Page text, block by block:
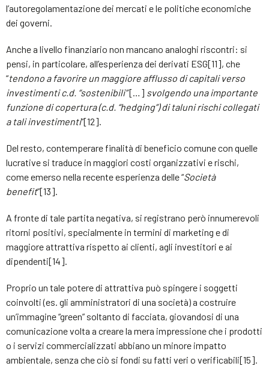
l’autoregolamentazione dei mercati e le politiche economiche
dei governi.
Anche a livello finanziario non mancano analoghi riscontri: si
pensi, in particolare, all’esperienza dei derivati ESG[11], che
“tendono a favorire un maggiore afflusso di capitali verso
investimenti c.d. “sostenibili”[…] svolgendo una importante
funzione di copertura (c.d. “hedging”) di taluni rischi collegati
a tali investimenti”[12].
Del resto, contemperare finalità di beneficio comune con quelle
lucrative si traduce in maggiori costi organizzativi e rischi,
come emerso nella recente esperienza delle “Società
benefit”[13].
A fronte di tale partita negativa, si registrano però innumerevoli
ritorni positivi, specialmente in termini di marketing e di
maggiore attrattiva rispetto ai clienti, agli investitori e ai
dipendenti[14].
Proprio un tale potere di attrattiva può spingere i soggetti
coinvolti (es. gli amministratori di una società) a costruire
un’immagine “green” soltanto di facciata, giovandosi di una
comunicazione volta a creare la mera impressione che i prodotti
o i servizi commercializzati abbiano un minore impatto
ambientale, senza che ciò si fondi su fatti veri o verificabili[15].